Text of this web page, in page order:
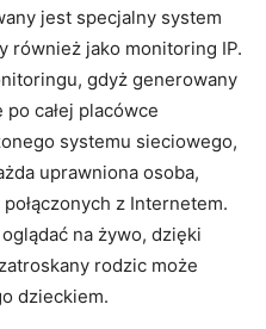
jest specjalny system
również jako monitoring IP.
gdyż generowany
całej placówce
systemu sieciowego,
uprawniona osoba,
z Internetem.
na żywo, dzięki
rodzic może
dzieckiem.